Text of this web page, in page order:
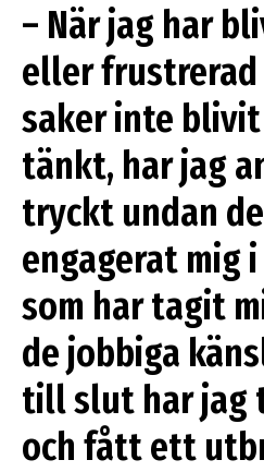
– När jag har
eller
saker inte
tänkt, har jag
tryckt undan
engagerat mig
som har tagit
de jobbiga
till slut har jag
och fått ett